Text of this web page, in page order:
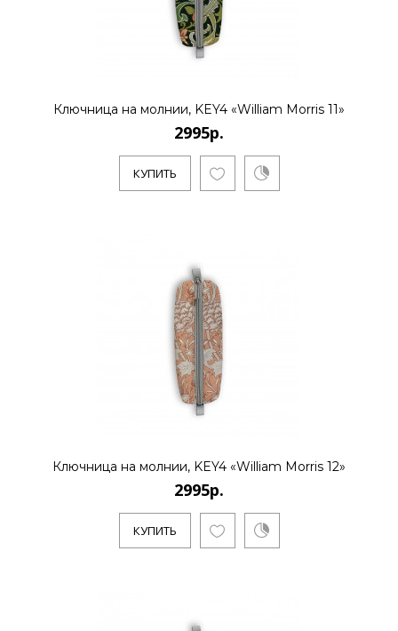
КУПИТЬ
..
2995р.
2995р.
КУПИТЬ
Ключница на молнии, KEY4 «William Morris 11»
2995р.
КУПИТЬ
Ключница на молнии, KEY4 «William Morris 12»
2995р.
КУПИТЬ